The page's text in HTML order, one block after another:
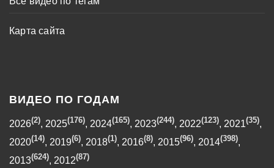
Карта сайта
ВИДЕО ПО ГОДАМ
2026(2), 2025(176), 2024(165), 2023(244), 2022(123), 2021(35),
2020(14), 2019(6), 2018(1), 2016(8), 2015(96), 2014(398),
2013(624), 2012(87)